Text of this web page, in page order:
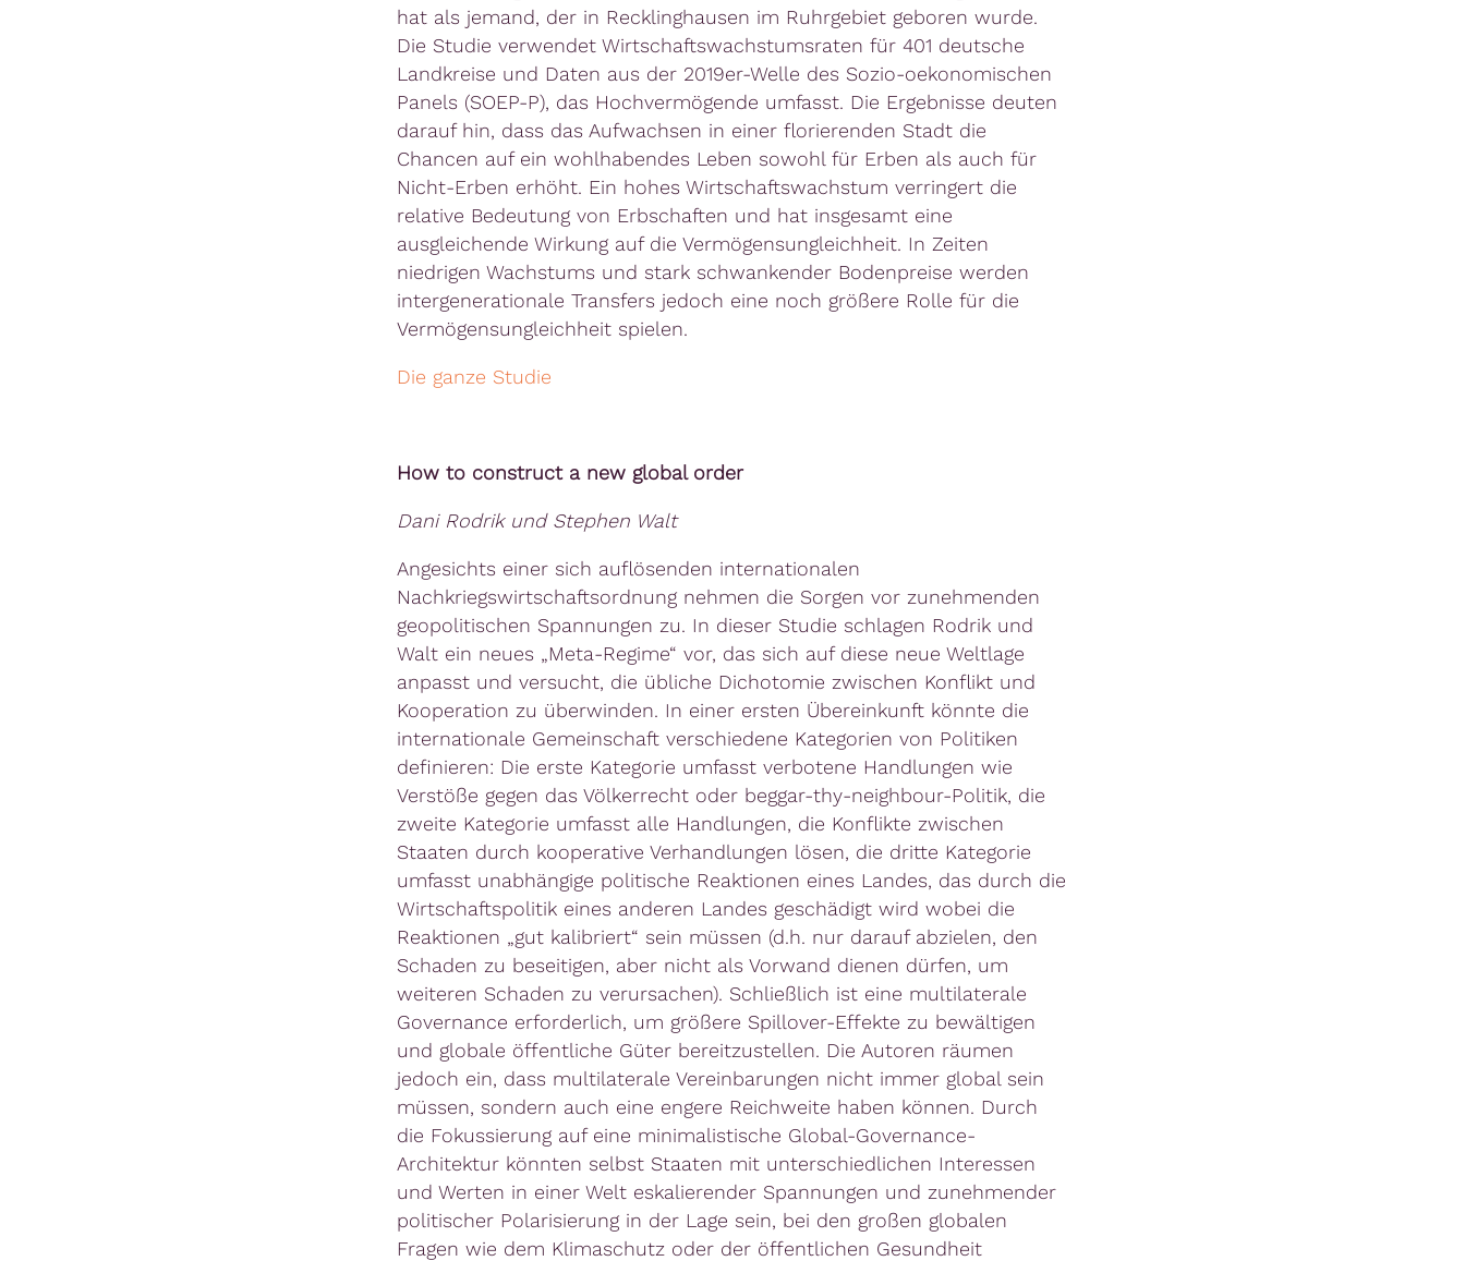
hat als jemand, der in Recklinghausen im Ruhrgebiet geboren wurde.
Die Studie verwendet Wirtschaftswachstumsraten für 401 deutsche
Landkreise und Daten aus der 2019er-Welle des Sozio-oekonomischen
Panels (SOEP-P), das Hochvermögende umfasst. Die Ergebnisse deuten
darauf hin, dass das Aufwachsen in einer florierenden Stadt die
Chancen auf ein wohlhabendes Leben sowohl für Erben als auch für
Nicht-Erben erhöht. Ein hohes Wirtschaftswachstum verringert die
relative Bedeutung von Erbschaften und hat insgesamt eine
ausgleichende Wirkung auf die Vermögensungleichheit. In Zeiten
niedrigen Wachstums und stark schwankender Bodenpreise werden
intergenerationale Transfers jedoch eine noch größere Rolle für die
Vermögensungleichheit spielen.
Die ganze Studie
How to construct a new global order
Dani Rodrik und Stephen Walt
Angesichts einer sich auflösenden internationalen
Nachkriegswirtschaftsordnung nehmen die Sorgen vor zunehmenden
geopolitischen Spannungen zu. In dieser Studie schlagen Rodrik und
Walt ein neues „Meta-Regime“ vor, das sich auf diese neue Weltlage
anpasst und versucht, die übliche Dichotomie zwischen Konflikt und
Kooperation zu überwinden. In einer ersten Übereinkunft könnte die
internationale Gemeinschaft verschiedene Kategorien von Politiken
definieren: Die erste Kategorie umfasst verbotene Handlungen wie
Verstöße gegen das Völkerrecht oder beggar-thy-neighbour-Politik, die
zweite Kategorie umfasst alle Handlungen, die Konflikte zwischen
Staaten durch kooperative Verhandlungen lösen, die dritte Kategorie
umfasst unabhängige politische Reaktionen eines Landes, das durch die
Wirtschaftspolitik eines anderen Landes geschädigt wird wobei die
Reaktionen „gut kalibriert“ sein müssen (d.h. nur darauf abzielen, den
Schaden zu beseitigen, aber nicht als Vorwand dienen dürfen, um
weiteren Schaden zu verursachen). Schließlich ist eine multilaterale
Governance erforderlich, um größere Spillover-Effekte zu bewältigen
und globale öffentliche Güter bereitzustellen. Die Autoren räumen
jedoch ein, dass multilaterale Vereinbarungen nicht immer global sein
müssen, sondern auch eine engere Reichweite haben können. Durch
die Fokussierung auf eine minimalistische Global-Governance-
Architektur könnten selbst Staaten mit unterschiedlichen Interessen
und Werten in einer Welt eskalierender Spannungen und zunehmender
politischer Polarisierung in der Lage sein, bei den großen globalen
Fragen wie dem Klimaschutz oder der öffentlichen Gesundheit